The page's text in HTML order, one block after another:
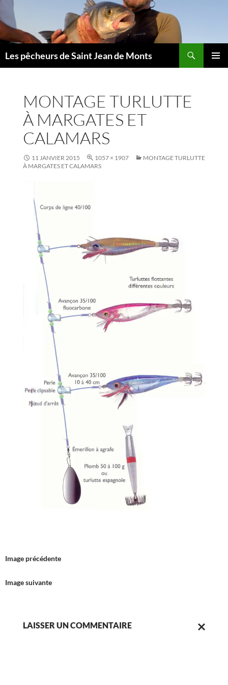
Aller
au
contenu
Les pêcheurs de Saint Jean de Monts
MONTAGE TURLUTTE
À MARGATES ET
CALAMARS
11 JANVIER 2015 1057 × 1907
MONTAGE TURLUTTE
À MARGATES ET CALAMARS
Image précédente
Image suivante
LAISSER UN COMMENTAIRE